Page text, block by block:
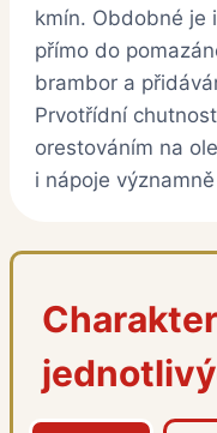
kmín. Obdobné je
přímo do
brambor a
Prvotřídní
orestováním na
i nápoje